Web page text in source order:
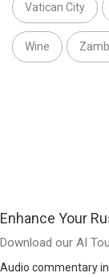
Vatican City
Wine
Enhance Your
Download our AI
Audio commentary